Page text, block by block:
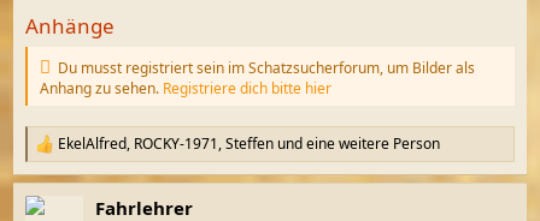
Anhänge
Du musst registriert sein im Schatzsucherforum, um Bilder als
Anhang zu sehen. Registriere dich bitte hier
R
e
a
k
EkelAlfred, ROCKY-1971,Steffen und eine weitere Person
Fahrlehrer